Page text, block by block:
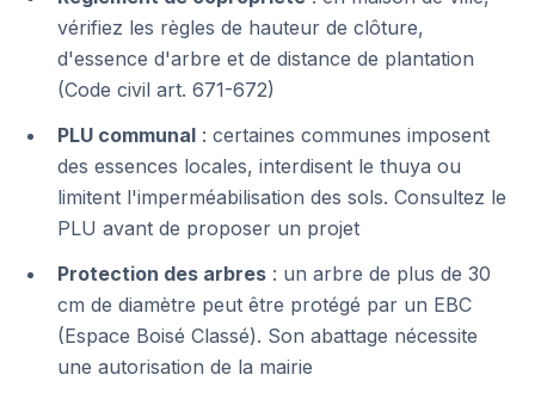
vérifiez les règles de hauteur de clôture,
d'essence d'arbre et de distance de plantation
(Code civil art. 671-672)
PLU communal : certaines communes imposent
des essences locales, interdisent le thuya ou
limitent l'imperméabilisation des sols. Consultez le
PLU avant de proposer un projet
Protection des arbres : un arbre de plus de 30
cm de diamètre peut être protégé par un EBC
(Espace Boisé Classé). Son abattage nécessite
une autorisation de la mairie